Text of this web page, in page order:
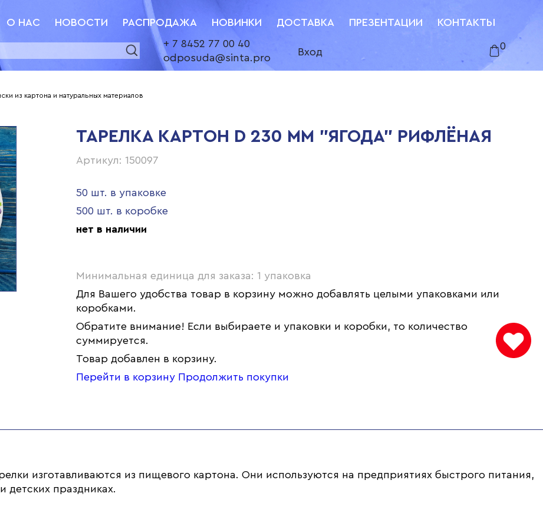
О НАС НОВОСТИ РАСПРОДАЖА НОВИНКИ ДОСТАВКА ПРЕЗЕНТАЦИИ
КОНТАКТЫ
+ 7 8452 77 00 40
odposuda@sinta.pro
Вход
0
из картона и натуральных материалов
ТАРЕЛКА КАРТОН D 230 ММ "ЯГОДА" РИФЛЁНАЯ
Артикул: 150097
50 шт. в упаковке
500 шт. в коробке
нет в наличии
Минимальная единица для заказа: 1 упаковка
Для Вашего удобства товар в корзину можно добавлять целыми упаковками или
коробками.
Обратите внимание! Если выбираете и упаковки и коробки, то количество
суммируется.
Товар добавлен в корзину.
Перейти в корзину Продолжить покупки
изготавливаются из пищевого картона. Они используются на предприятиях быстрого питания,
детских праздниках.